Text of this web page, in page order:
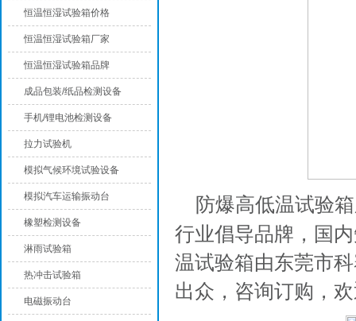
防爆高低温试验
行业倡导品牌，国
温试验箱由东莞市
出众，咨询订购，
恒温恒湿试验箱价格
恒温恒湿试验箱厂家
恒温恒湿试验箱品牌
成品包装/纸品检测设备
手机/锂电池检测设备
拉力试验机
模拟气候环境试验设备
模拟汽车运输振动台
橡塑检测设备
淋雨试验箱
热冲击试验箱
电磁振动台